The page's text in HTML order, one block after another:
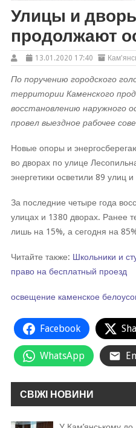
Улицы и
продолжают
13.01.2020 17:40
По поручению городского
территории Каменского
восстановлению наружного
провел выездное рабочее
Новые опоры и
во дворах по улице
энергетики осветили 89 улиц
За последние четыре года
улицах и 1380 дворах. Ранее
лишь на 15%, а сегодня на
Читайте также: Школьники и
право на бесплатный проезд
освещение каменское
Facebook
WhatsApp
СВІЖІ НОВИНИ